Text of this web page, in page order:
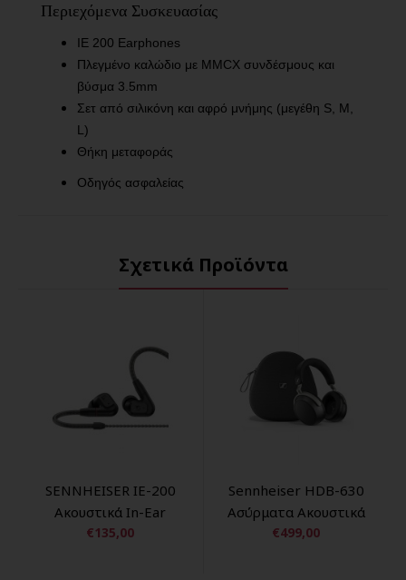
Περιεχόμενα Συσκευασίας
IE 200 Earphones
Πλεγμένο καλώδιο με MMCX συνδέσμους και
βύσμα 3.5mm
Σετ από σιλικόνη και αφρό μνήμης (μεγέθη S, M,
L)
Θήκη μεταφοράς
Οδηγός ασφαλείας
Σχετικά Προϊόντα
SENNHEISER IE-200
Ακουστικά In-Ear
€135,00
Sennheiser HDB-630
Ασύρματα Ακουστικά
€499,00